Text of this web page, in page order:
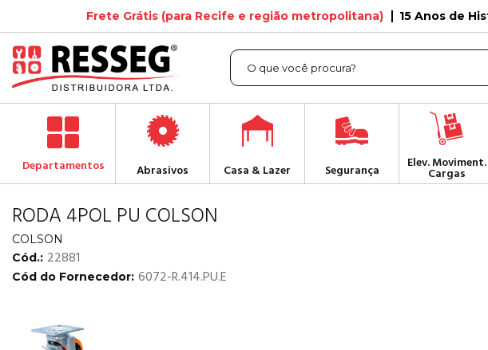
Frete Grátis (para Recife e região metropolitana) 15 Anos de
Departamentos Abrasivos Casa & Lazer Segurança
Elev. Moviment.
Cargas
RODA 4POL PU COLSON
COLSON
Cód.: 22881
Cód do Fornecedor: 6072-R.414.PU.E